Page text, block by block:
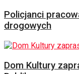
Policjanci
drogowych
Dom Kultury